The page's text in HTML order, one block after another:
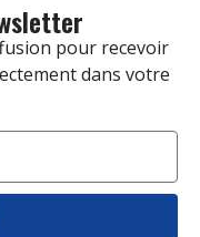
pour recevoir
dans votre